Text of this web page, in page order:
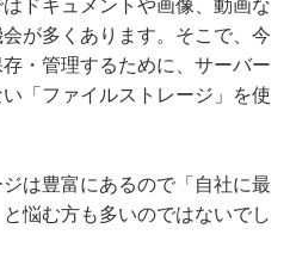
ドキュメントや画像、動画な
が多くあります。そこで、今
・管理するために、サーバー
「ファイルストレージ」を使
は豊富にあるので「自社に最
悩む方も多いのではないでし